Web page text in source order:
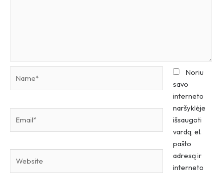
Noriu
savo
interneto
naršyklėje
išsaugoti
vardą, el.
pašto
adresą ir
interneto